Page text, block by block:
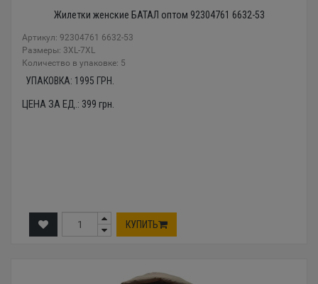
Жилетки женские БАТАЛ оптом 92304761 6632-53
Артикул: 92304761 6632-53
Размеры: 3XL-7XL
Количество в упаковке: 5
УПАКОВКА: 1995 ГРН.
ЦЕНА ЗА ЕД.: 399 грн.
КУПИТЬ